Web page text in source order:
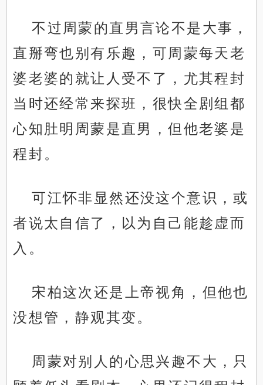
不过周蒙的直男言论不是大事，
直掰弯也别有乐趣，可周蒙每天老
婆老婆的就让人受不了，尤其程封
当时还经常来探班，很快全剧组都
心知肚明周蒙是直男，但他老婆是
程封。
可江怀非显然还没这个意识，或
者说太自信了，以为自己能趁虚而
入。
宋柏这次还是上帝视角，但他也
没想管，静观其变。
周蒙对别人的心思兴趣不大，只